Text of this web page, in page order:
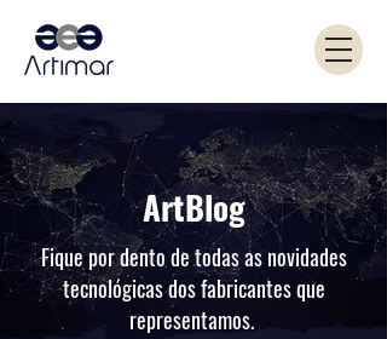
ArtBlog
Fique por dento de todas as novidades
tecnológicas dos fabricantes que
representamos.